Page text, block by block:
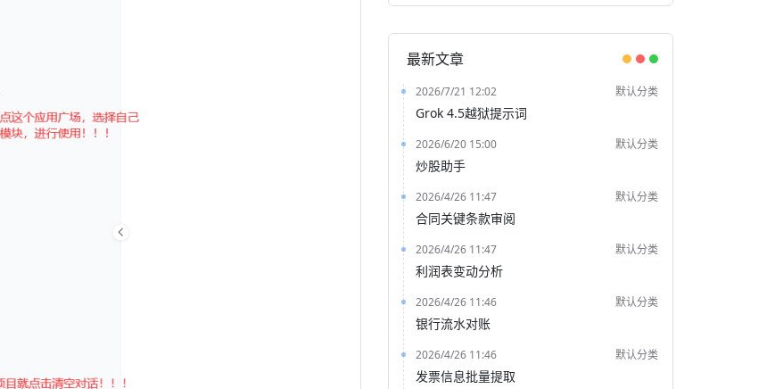
最新文章
2026/7/21 12:02 默认分类
Grok 4.5越狱提示词
2026/6/20 15:00 默认分类
炒股助手
2026/4/26 11:47 默认分类
合同关键条款审阅
2026/4/26 11:47 默认分类
利润表变动分析
2026/4/26 11:46 默认分类
银行流水对账
2026/4/26 11:46 默认分类
发票信息批量提取